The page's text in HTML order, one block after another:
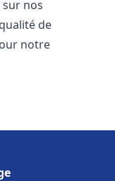
nos
de
notre